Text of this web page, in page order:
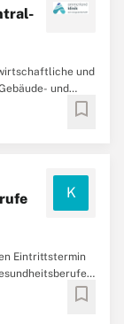
und
und
bookmark
K
Eintrittstermin
Weser-Ems-
bookmark